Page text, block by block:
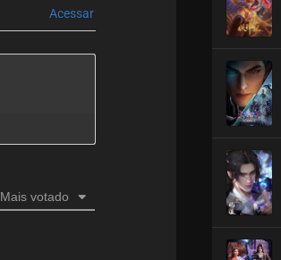
Acessar
Mais votado